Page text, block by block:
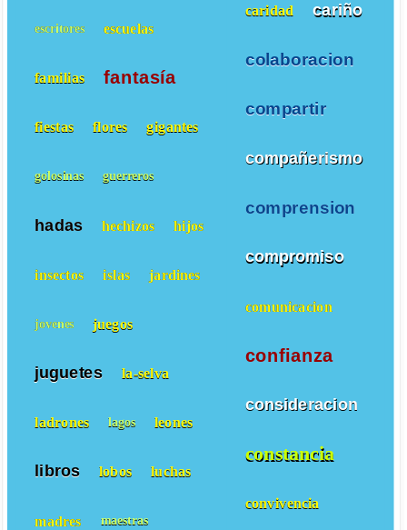
caridad cariño
colaboracion
compartir
compañerismo
comprension
compromiso
comunicacion
confianza
consideracion
constancia
convivencia
escritores escuelas
familias fantasía
fiestas flores gigantes
golosinas guerreros
hadas hechizos hijos
insectos islas jardines
jovenes juegos
juguetes la-selva
ladrones lagos leones
libros lobos luchas
madres maestras